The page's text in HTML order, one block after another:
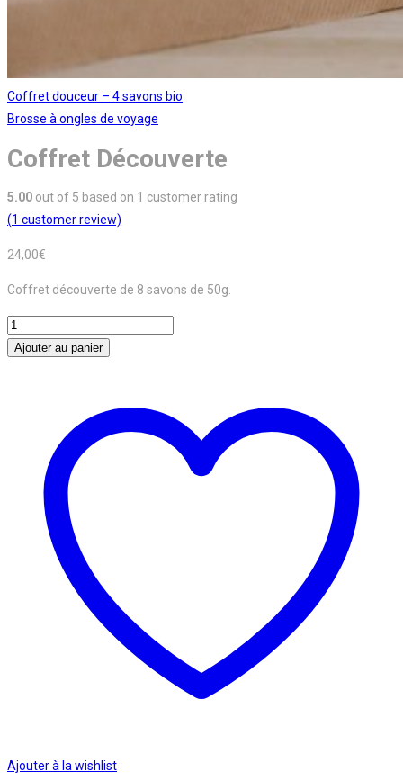
Coffret douceur – 4 savons bio
Brosse à ongles de voyage
Coffret Découverte
5.00 out of 5 based on 1 customer rating
(1 customer review)
24,00€
Coffret découverte de 8 savons de 50g.
quantité
de
Ajouter au panier
Ajouter à la wishlist